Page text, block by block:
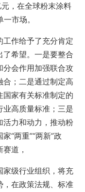
，在全球粉末涂料
市场。
作给予了充分肯定
希望。一是要整合
分会作用加强联合攻
合；二是通过制定高
国家有关标准制定的
高质量标准；三是
活力和动力，推动粉
“两重”“两新”政
道，
级行业组织，将充
，在政策法规、标准